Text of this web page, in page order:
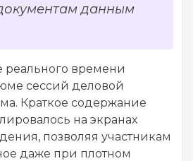
данным
реального времени
сессий деловой
Краткое содержание
на экранах
позволяя участникам
даже при плотном